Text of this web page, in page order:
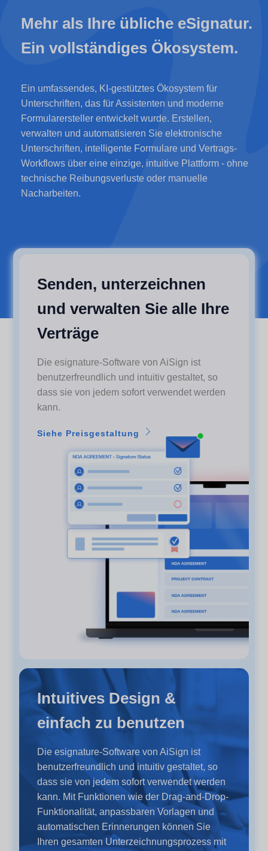
Mehr als Ihre übliche eSignatur.
Ein vollständiges Ökosystem.
Ein umfassendes, KI-gestütztes Ökosystem für
Unterschriften, das für Assistenten und moderne
Formularersteller entwickelt wurde. Erstellen,
verwalten und automatisieren Sie elektronische
Unterschriften, intelligente Formulare und Vertrags-
Workflows über eine einzige, intuitive Plattform - ohne
technische Reibungsverluste oder manuelle
Nacharbeiten.
Senden, unterzeichnen
und verwalten Sie alle Ihre
Verträge
Die esignature-Software von AiSign ist
benutzerfreundlich und intuitiv gestaltet, so
dass sie von jedem sofort verwendet werden
kann.
Siehe Preisgestaltung
Intuitives Design &
einfach zu benutzen
Die esignature-Software von AiSign ist
benutzerfreundlich und intuitiv gestaltet, so
dass sie von jedem sofort verwendet werden
kann. Mit Funktionen wie der Drag-and-Drop-
Funktionalität, anpassbaren Vorlagen und
automatischen Erinnerungen können Sie
Ihren gesamten Unterzeichnungsprozess mit